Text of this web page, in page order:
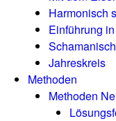
Harmonisch
Einführung
Jahreskreis
Methoden
Methoden